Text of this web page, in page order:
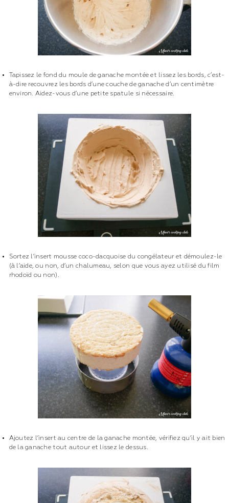
Tapissez le fond du moule de ganache montée et lissez les bords, c’est-
à-dire recouvrez les bords d’une couche de ganache d’un centimètre
environ. Aidez-vous d’une petite spatule si nécessaire.
Sortez l’insert mousse coco-dacquoise du congélateur et démoulez-le
(à l’aide, ou non, d’un chalumeau, selon que vous ayez utilisé du film
rhodoïd ou non).
Ajoutez l’insert au centre de la ganache montée, vérifiez qu’il y ait bien
de la ganache tout autour et lissez le dessus.